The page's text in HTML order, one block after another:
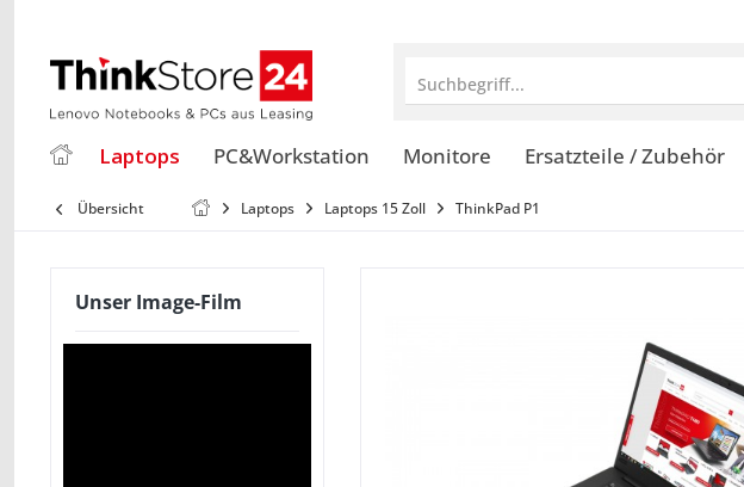
Suchbegriff...
Laptops PC&Workstation Monitore Ersatzteile / Zubehör
Übersicht Laptops Laptops 15 Zoll ThinkPad P1
Unser Image-Film